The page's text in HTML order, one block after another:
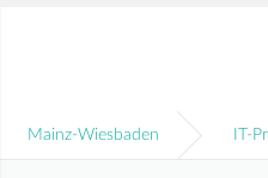
Mainz-Wiesbaden IT-